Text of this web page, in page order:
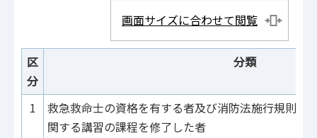
画面サイズに合わせて閲覧
区
分
分類
1
救急救命士の資格を有する者及び消防法施行規則第
関する講習の課程を修了した者